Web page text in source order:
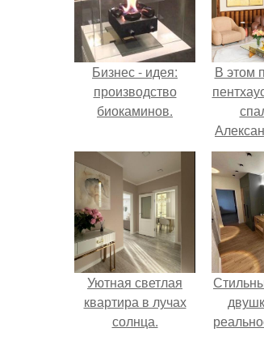
Бизнес - идея:
производство
биокаминов.
В этом
Уютная светлая
квартира в лучах
солнца.